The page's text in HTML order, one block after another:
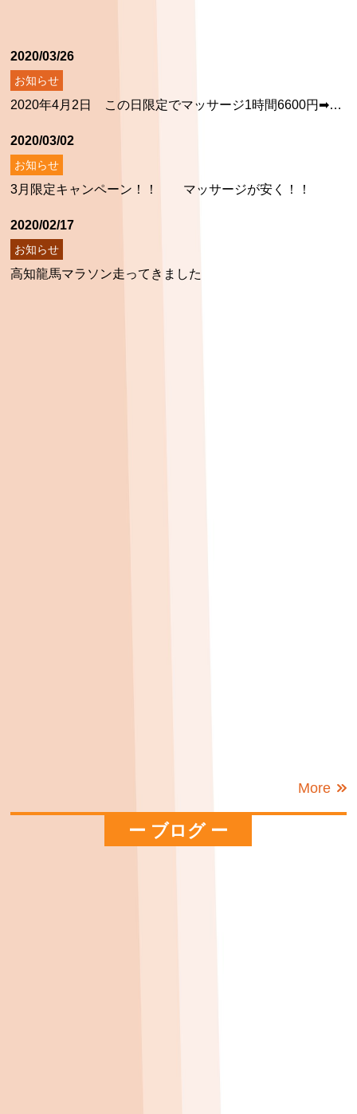
2020/03/26
お知らせ
2020年4月2日 この日限定でマッサージ1時間6600円➡3300円の半額で受けられます。
2020/03/02
お知らせ
3月限定キャンペーン！！ マッサージが安く！！
2020/02/17
お知らせ
高知龍馬マラソン走ってきました
More
ー ブログ ー